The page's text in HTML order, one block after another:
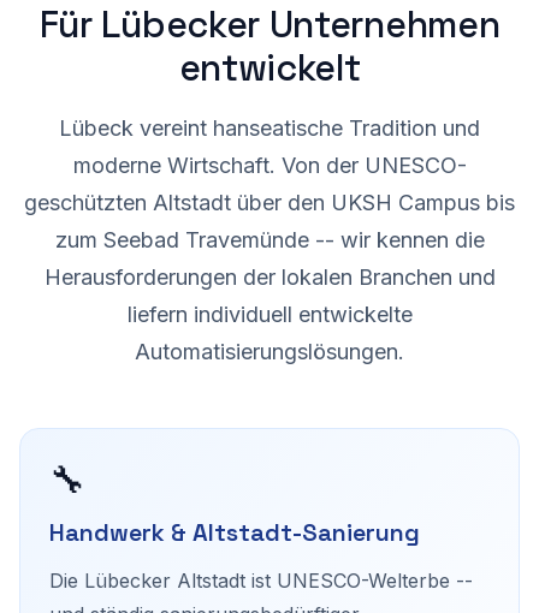
Für Lübecker Unternehmen
entwickelt
Lübeck vereint hanseatische Tradition und
moderne Wirtschaft. Von der UNESCO-
geschützten Altstadt über den UKSH Campus bis
zum Seebad Travemünde -- wir kennen die
Herausforderungen der lokalen Branchen und
liefern individuell entwickelte
Automatisierungslösungen.
🔧
Handwerk & Altstadt-Sanierung
Die Lübecker Altstadt ist UNESCO-Welterbe --